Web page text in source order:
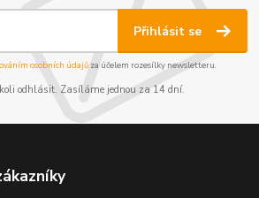
Přihlásit se
osobních údajůza účelem rozesílky newsletteru.
odhlásit. Zasíláme jednou za 14 dní.